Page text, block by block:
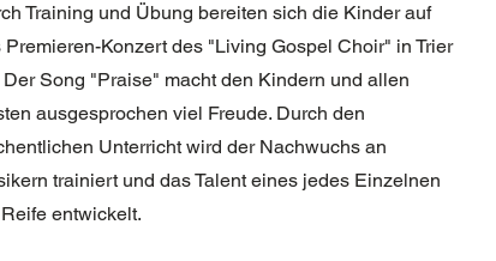
Training und Übung bereiten sich die Kinder auf
Premieren-Konzert des "Living Gospel Choir" in Trier
Der Song "Praise" macht den Kindern und allen
ausgesprochen viel Freude. Durch den
Unterricht wird der Nachwuchs an
trainiert und das Talent eines jedes Einzelnen
entwickelt.